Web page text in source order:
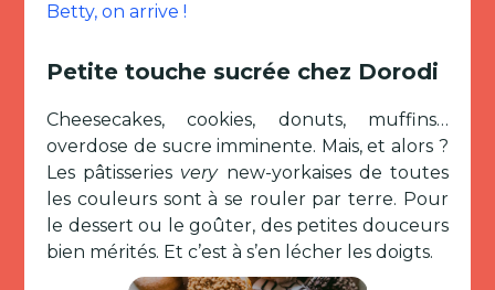
Betty, on arrive !
Petite touche sucrée chez Dorodi
Cheesecakes, cookies, donuts, muffins…
overdose de sucre imminente. Mais, et alors ?
Les pâtisseries verynew-yorkaises de toutes
les couleurs sont à se rouler par terre. Pour
le dessert ou le goûter, des petites douceurs
bien mérités. Et c’est à s’en lécher les doigts.